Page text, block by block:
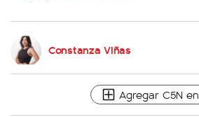
Constanza Viñas
Agregar C5N en